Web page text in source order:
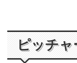
ピッチャ